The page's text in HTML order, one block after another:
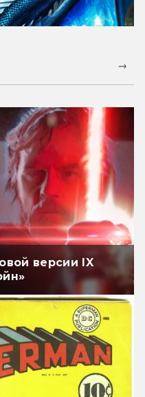
версии IX